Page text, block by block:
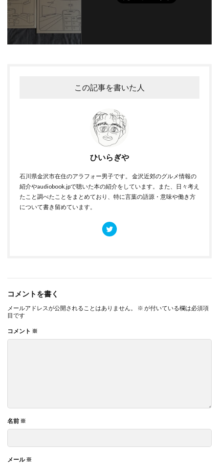
この記事を書いた人
ひいらぎや
石川県金沢市在住のアラフォー男子です。 金沢近郊のグルメ情報の
紹介やaudiobook.jpで聴いた本の紹介をしています。また、日々考え
たこと調べたことをまとめており、特に言葉の語源・意味や働き方
について書き留めています。
コメントを書く
メールアドレスが公開されることはありません。 ※ が付いている欄は必須項
目です
コメント ※
名前 ※
メール※